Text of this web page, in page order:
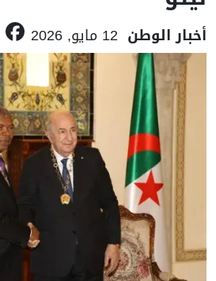
أخبار الوطن 12 مايو, 2026